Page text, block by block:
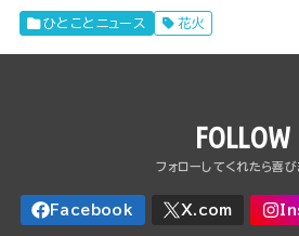
ひとことニュース 花火
FOLLOW